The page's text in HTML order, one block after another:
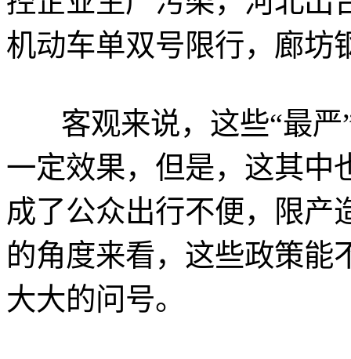
机动车单双号限行，廊坊
客观来说，这些“最严
一定效果，但是，这其中
成了公众出行不便，限产
的角度来看，这些政策能
大大的问号。